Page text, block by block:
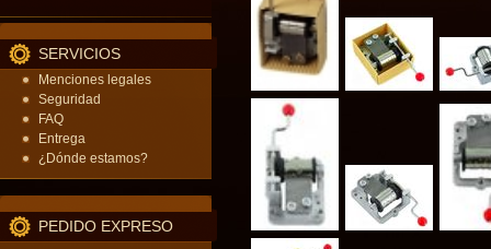
SERVICIOS
Menciones legales
Seguridad
FAQ
Entrega
¿Dónde estamos?
PEDIDO EXPRESO